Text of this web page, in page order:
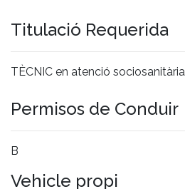
Titulació Requerida
TÈCNIC en atenció sociosanitària
Permisos de Conduir
B
Vehicle propi